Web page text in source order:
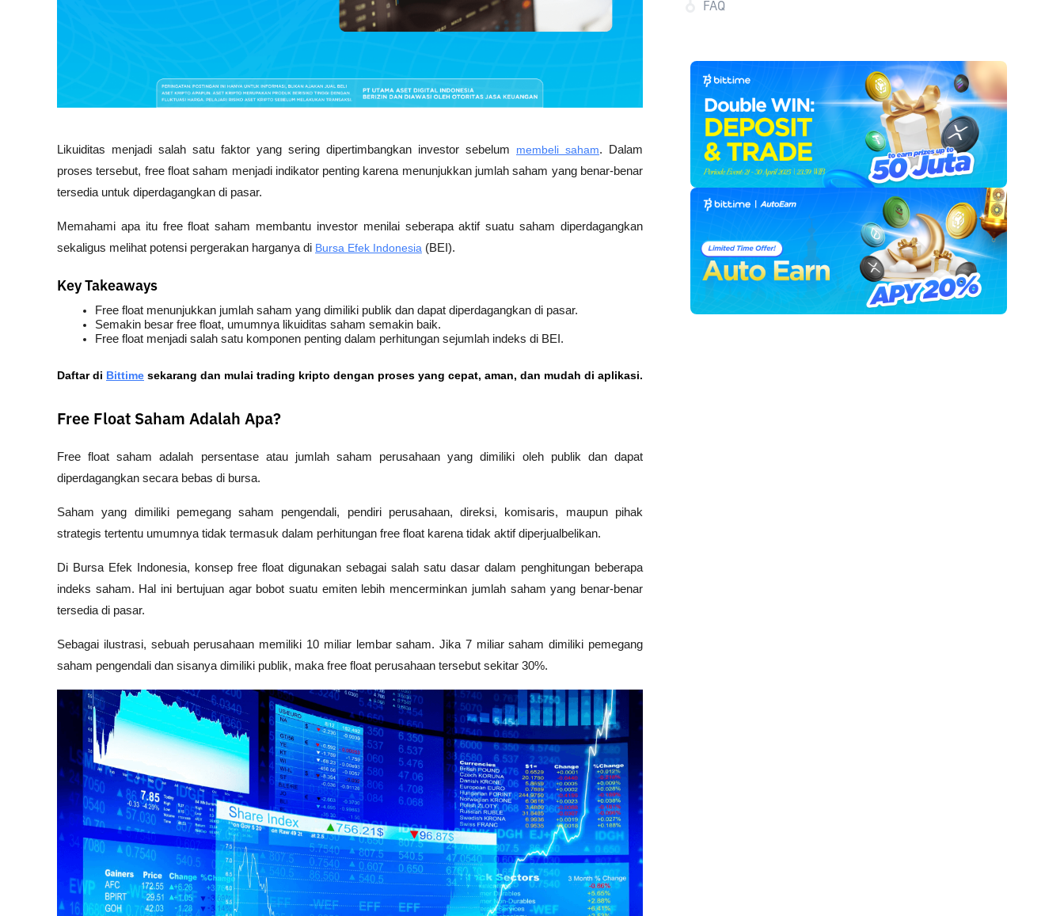
Likuiditas menjadi salah satu faktor yang sering dipertimbangkan investor sebelum membeli saham. Dalam
proses tersebut, free float saham menjadi indikator penting karena menunjukkan jumlah saham yang benar-benar
tersedia untuk diperdagangkan di pasar.
Memahami apa itu free float saham membantu investor menilai seberapa aktif suatu saham diperdagangkan
sekaligus melihat potensi pergerakan harganya di Bursa Efek Indonesia (BEI).
Key Takeaways
Free float menunjukkan jumlah saham yang dimiliki publik dan dapat diperdagangkan di pasar.
Semakin besar free float, umumnya likuiditas saham semakin baik.
Free float menjadi salah satu komponen penting dalam perhitungan sejumlah indeks di BEI.
Daftar di Bittime sekarang dan mulai trading kripto dengan proses yang cepat, aman, dan mudah di aplikasi.
Free Float Saham Adalah Apa?
Free float saham adalah persentase atau jumlah saham perusahaan yang dimiliki oleh publik dan dapat
diperdagangkan secara bebas di bursa.
Saham yang dimiliki pemegang saham pengendali, pendiri perusahaan, direksi, komisaris, maupun pihak
strategis tertentu umumnya tidak termasuk dalam perhitungan free float karena tidak aktif diperjualbelikan.
Di Bursa Efek Indonesia, konsep free float digunakan sebagai salah satu dasar dalam penghitungan beberapa
indeks saham. Hal ini bertujuan agar bobot suatu emiten lebih mencerminkan jumlah saham yang benar-benar
tersedia di pasar.
Sebagai ilustrasi, sebuah perusahaan memiliki 10 miliar lembar saham. Jika 7 miliar saham dimiliki pemegang
saham pengendali dan sisanya dimiliki publik, maka free float perusahaan tersebut sekitar 30%.
FAQ